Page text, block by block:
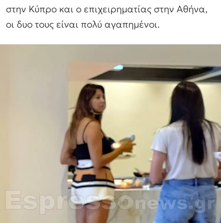
στην Κύπρο και ο επιχειρηματίας στην Αθήνα,
οι δυο τους είναι πολύ αγαπημένοι.